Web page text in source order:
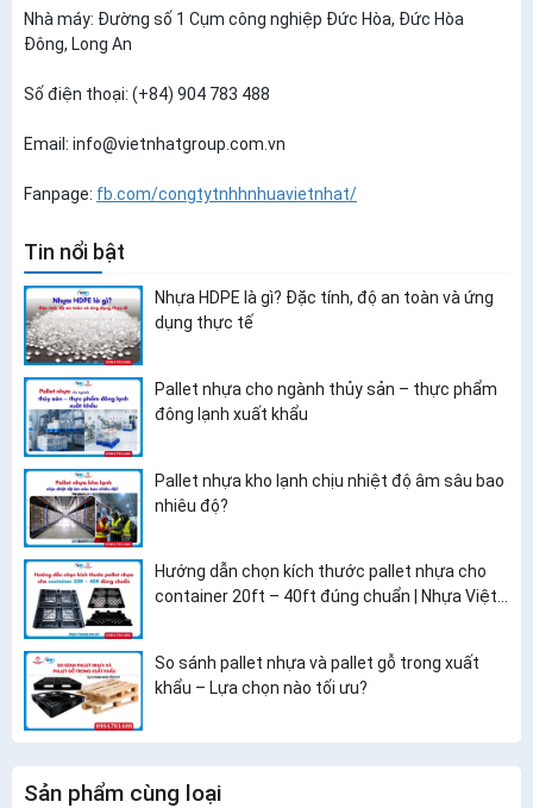
Nhà máy: Đường số 1 Cụm công nghiệp Đức Hòa, Đức Hòa
Đông, Long An
Số điện thoại: (+84) 904 783 488
Email: info@vietnhatgroup.com.vn
Fanpage: fb.com/congtytnhhnhuavietnhat/
Tin nổi bật
Nhựa HDPE là gì? Đặc tính, độ an toàn và ứng
dụng thực tế
Pallet nhựa cho ngành thủy sản – thực phẩm
đông lạnh xuất khẩu
Pallet nhựa kho lạnh chịu nhiệt độ âm sâu bao
nhiêu độ?
Hướng dẫn chọn kích thước pallet nhựa cho
container 20ft – 40ft đúng chuẩn | Nhựa Việt
So sánh pallet nhựa và pallet gỗ trong xuất
khẩu – Lựa chọn nào tối ưu?
Sản phẩm cùng loại